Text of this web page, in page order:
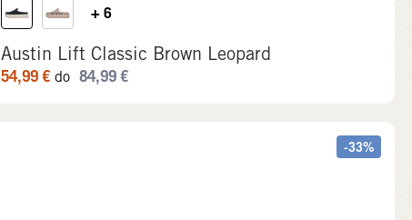
+ 6
Austin Lift Classic Brown Leopard
54,99€ do 84,99€
-33%